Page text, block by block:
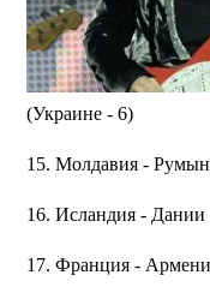
(Украине - 6)
15. Молдавия -
16. Исландия - Дании
17. Франция -